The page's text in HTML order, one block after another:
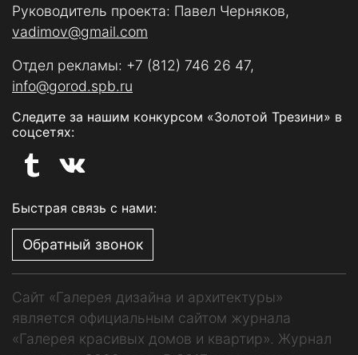
Руководитель проекта: Павел Черняков,
vadimov@gmail.com
Отдел рекламы: +7 (812) 746 26 47,
info@gorod.spb.ru
Следите за нашим конкурсом «Золотой Трезини» в
соцсетях:
Быстрая связь с нами:
Обратный звонок
Сайт «Галерея дизайна и архитектуры»
является официальным сайтом журнала
«Галерея красивых домов и квартир». Журнал